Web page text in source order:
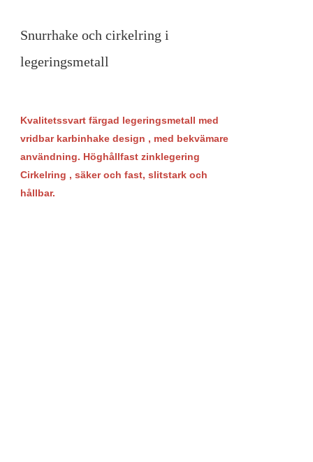
Snurrhake och cirkelring i
legeringsmetall
Kvalitetssvart färgad legeringsmetall med
vridbar karbinhake design , med bekvämare
användning. Höghållfast zinklegering
Cirkelring , säker och fast, slitstark och
hållbar.